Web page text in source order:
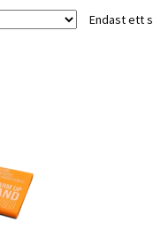
Endast ett